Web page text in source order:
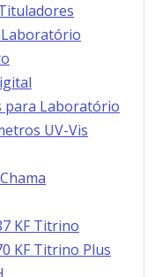
para Laboratório
UV-Vis
KF Titrino
KF Titrino Plus